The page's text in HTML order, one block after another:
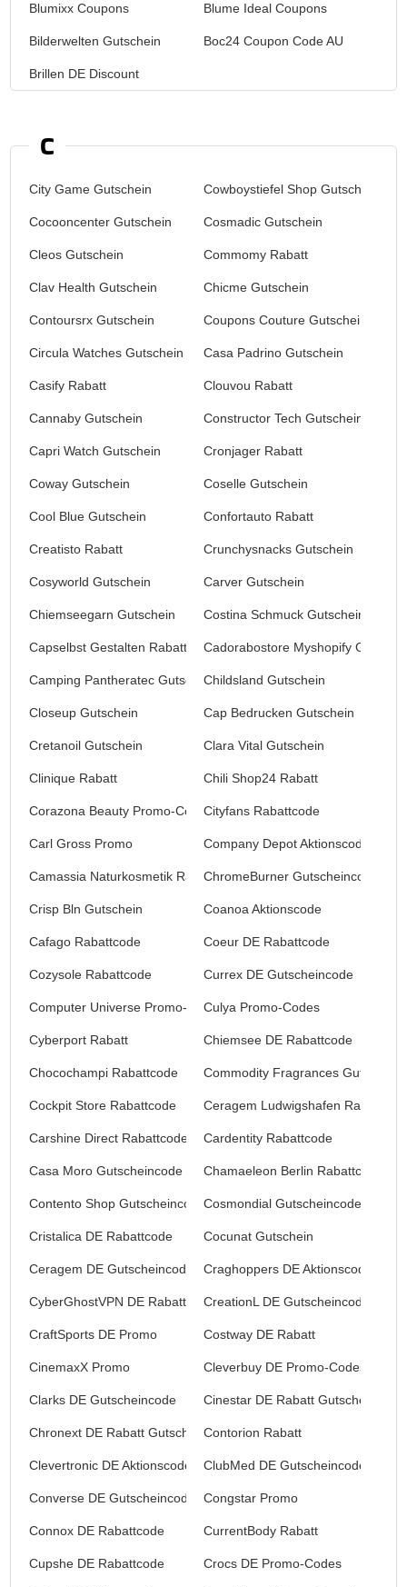
Blumixx Coupons Blume Ideal Coupons
Bilderwelten Gutschein Boc24 Coupon Code AU
Brillen DE Discount
C
City Game Gutschein Cowboystiefel Shop Gutschein
Cocooncenter Gutschein Cosmadic Gutschein
Cleos Gutschein Commomy Rabatt
Clav Health Gutschein Chicme Gutschein
Contoursrx Gutschein Coupons Couture Gutschein
Circula Watches Gutschein Casa Padrino Gutschein
Casify Rabatt Clouvou Rabatt
Cannaby Gutschein Constructor Tech Gutschein
Capri Watch Gutschein Cronjager Rabatt
Coway Gutschein Coselle Gutschein
Cool Blue Gutschein Confortauto Rabatt
Creatisto Rabatt Crunchysnacks Gutschein
Cosyworld Gutschein Carver Gutschein
Chiemseegarn Gutschein Costina Schmuck Gutschein
Capselbst Gestalten Rabatt Cadorabostore Myshopify
Camping Pantheratec GutscheinChildsland Gutschein
Closeup Gutschein Cap Bedrucken Gutschein
Cretanoil Gutschein Clara Vital Gutschein
Clinique Rabatt Chili Shop24 Rabatt
Corazona Beauty Promo-CodesCityfans Rabattcode
Carl Gross Promo Company Depot Aktionscodes
Camassia Naturkosmetik RabattcodeChromeBurner Gutscheincodes
Crisp Bln Gutschein Coanoa Aktionscode
Cafago Rabattcode Coeur DE Rabattcode
Cozysole Rabattcode Currex DE Gutscheincode
Computer Universe Promo-CodesCulya Promo-Codes
Cyberport Rabatt Chiemsee DE Rabattcode
Chocochampi Rabattcode Commodity Fragrances Gutschein
Cockpit Store Rabattcode Ceragem Ludwigshafen
Carshine Direct Rabattcode Cardentity Rabattcode
Casa Moro Gutscheincode Chamaeleon Berlin Rabattcode
Contento Shop GutscheincodeCosmondial Gutscheincode
Cristalica DE Rabattcode Cocunat Gutschein
Ceragem DE Gutscheincode Craghoppers DE Aktionscode
CyberGhostVPN DE RabattcodeCreationL DE Gutscheincode
CraftSports DE Promo Costway DE Rabatt
CinemaxX Promo Cleverbuy DE Promo-Codes
Clarks DE Gutscheincode Cinestar DE Rabatt Gutschein
Chronext DE Rabatt GutscheinContorion Rabatt
Clevertronic DE Aktionscode ClubMed DE Gutscheincode
Converse DE Gutscheincode Congstar Promo
Connox DE Rabattcode CurrentBody Rabatt
Cupshe DE Rabattcode Crocs DE Promo-Codes